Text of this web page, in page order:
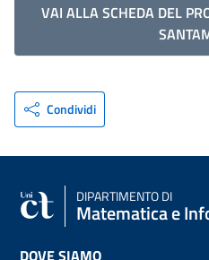
VAI ALLA SCHEDA DEL
Condividi
DIPARTIMENTO DI
Matematica e
DOVE SIAMO